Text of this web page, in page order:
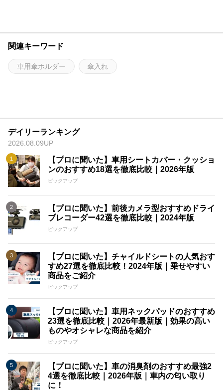
関連キーワード
車用傘ホルダー 傘入れ
デイリーランキング
2026.08.09UP
【プロに聞いた】車用シートカバー・クッショ
ンのおすすめ18選を徹底比較｜2026年版
ピックアップ
【プロに聞いた】前後カメラ型おすすめドライ
ブレコーダー42選を徹底比較｜2024年版
ピックアップ
【プロに聞いた】チャイルドシートの人気おす
すめ27選を徹底比較！2024年版｜乗せやすい
商品をご紹介
ピックアップ
【プロに聞いた】車用ネックパッドのおすすめ
23選を徹底比較｜2026年最新版｜効果の高い
ものやオシャレな商品を紹介
ピックアップ
【プロに聞いた】車の消臭剤のおすすめ最強2
4選を徹底比較｜2026年版｜車内の匂い取り
に！